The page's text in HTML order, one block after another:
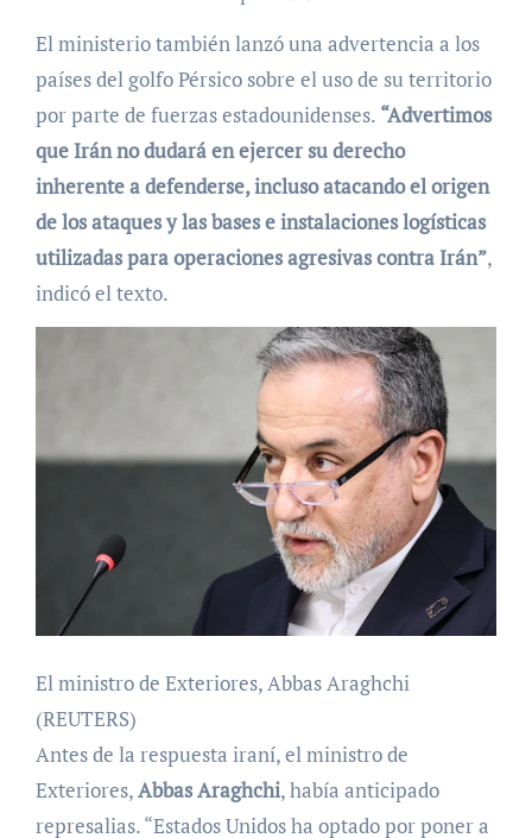
El ministerio también lanzó una advertencia a los
países del golfo Pérsico sobre el uso de su territorio
por parte de fuerzas estadounidenses. “Advertimos
que Irán no dudará en ejercer su derecho
inherente a defenderse, incluso atacando el origen
de los ataques y las bases e instalaciones logísticas
utilizadas para operaciones agresivas contra Irán”,
indicó el texto.
El ministro de Exteriores, Abbas Araghchi
(REUTERS)
Antes de la respuesta iraní, el ministro de
Exteriores,Abbas Araghchi, había anticipado
represalias. “Estados Unidos ha optado por poner a